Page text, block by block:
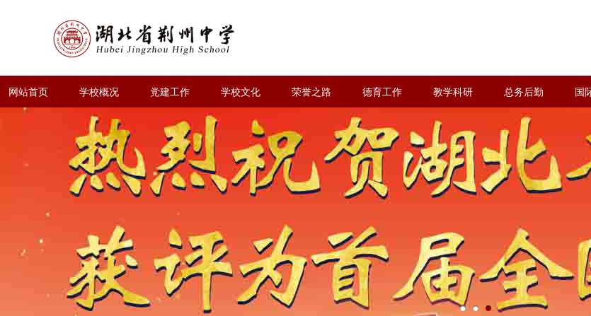
网站首页 学校概况 党建工作 学校文化 荣誉之路 德育工作 教学科研 总务后勤 国